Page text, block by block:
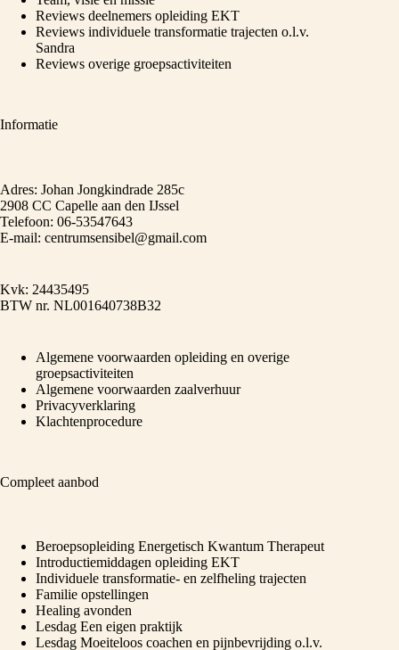
Reviews deelnemers opleiding EKT
Reviews individuele transformatie trajecten o.l.v.
Sandra
Reviews overige groepsactiviteiten
Informatie
Adres: Johan Jongkindrade 285c
2908 CC Capelle aan den IJssel
Telefoon: 06-53547643
E-mail: centrumsensibel@gmail.com
Kvk: 24435495
BTW nr. NL001640738B32
Algemene voorwaarden opleiding en overige
groepsactiviteiten
Algemene voorwaarden zaalverhuur
Privacyverklaring
Klachtenprocedure
Compleet aanbod
Beroepsopleiding Energetisch Kwantum Therapeut
Introductiemiddagen opleiding EKT
Individuele transformatie- en zelfheling trajecten
Familie opstellingen
Healing avonden
Lesdag Een eigen praktijk
Lesdag Moeiteloos coachen en pijnbevrijding o.l.v.